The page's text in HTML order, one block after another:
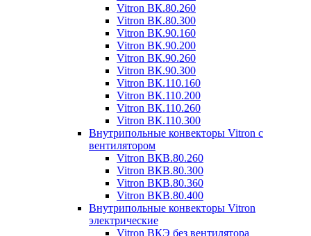
Vitron ВК.80.260
Vitron ВК.80.300
Vitron ВК.90.160
Vitron ВК.90.200
Vitron ВК.90.260
Vitron ВК.90.300
Vitron ВК.110.160
Vitron ВК.110.200
Vitron ВК.110.260
Vitron ВК.110.300
Внутрипольные конвекторы Vitron с
вентилятором
Vitron ВКВ.80.260
Vitron ВКВ.80.300
Vitron ВКВ.80.360
Vitron ВКВ.80.400
Внутрипольные конвекторы Vitron
электрические
Vitron ВКЭ без вентилятора